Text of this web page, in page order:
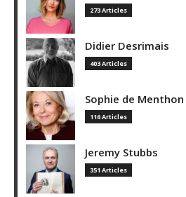
273 Articles
Didier Desrimais
403 Articles
Sophie de Menthon
116 Articles
Jeremy Stubbs
351 Articles